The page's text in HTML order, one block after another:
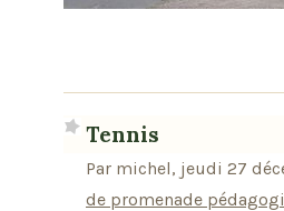
Tennis
Par michel, jeudi 27
de promenade